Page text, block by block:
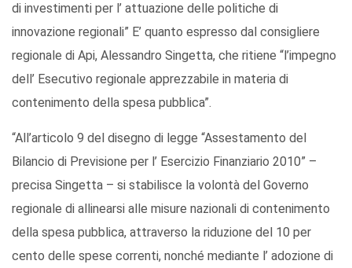
di investimenti per l’ attuazione delle politiche di
innovazione regionali” E’ quanto espresso dal consigliere
regionale di Api, Alessandro Singetta, che ritiene “l’impegno
dell’ Esecutivo regionale apprezzabile in materia di
contenimento della spesa pubblica”.
“All’articolo 9 del disegno di legge “Assestamento del
Bilancio di Previsione per l’ Esercizio Finanziario 2010” –
precisa Singetta – si stabilisce la volontà del Governo
regionale di allinearsi alle misure nazionali di contenimento
della spesa pubblica, attraverso la riduzione del 10 per
cento delle spese correnti, nonché mediante l’ adozione di